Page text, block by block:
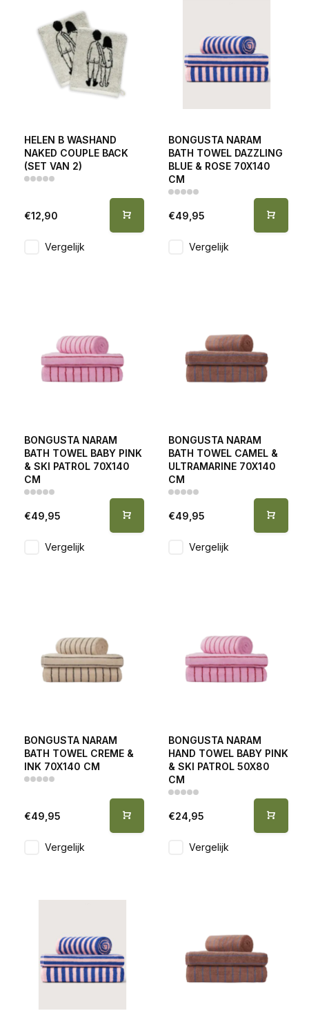
HELEN B WASHAND
NAKED COUPLE BACK
(SET VAN 2)
€12,90
Vergelijk
BONGUSTA NARAM
BATH TOWEL DAZZLING
BLUE & ROSE 70X140
CM
€49,95
Vergelijk
BONGUSTA NARAM
BATH TOWEL BABY PINK
& SKI PATROL 70X140
CM
€49,95
Vergelijk
BONGUSTA NARAM
BATH TOWEL CAMEL &
ULTRAMARINE 70X140
CM
€49,95
Vergelijk
BONGUSTA NARAM
BATH TOWEL CREME &
INK 70X140 CM
€49,95
Vergelijk
BONGUSTA NARAM
HAND TOWEL BABY PINK
& SKI PATROL 50X80
CM
€24,95
Vergelijk